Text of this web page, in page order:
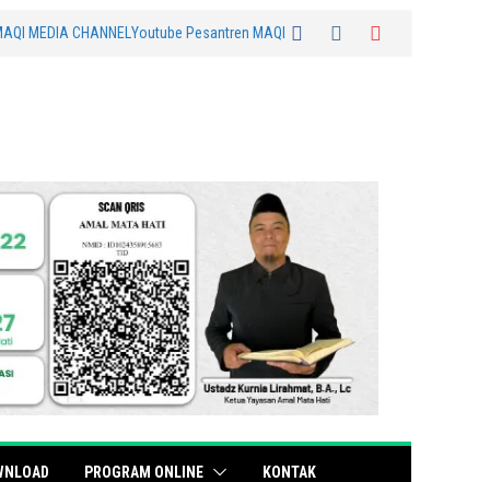
MEDIA CHANNEL Youtube Pesantren MAQI
PROGRAM ONLINE KONTAK